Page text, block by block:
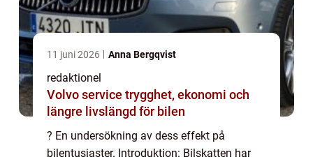
11 juni 2026 Anna Bergqvist
redaktionel
Volvo service trygghet, ekonomi och
längre livslängd för bilen
? En undersökning av dess effekt på
bilentusiaster. Introduktion: Bilskatten har